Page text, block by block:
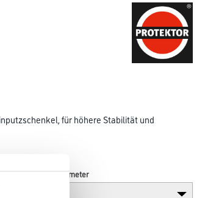
für höhere Stabilität und
Breite in centimeter